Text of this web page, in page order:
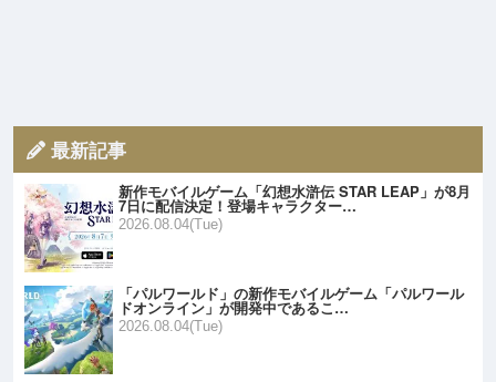
最新記事
新作モバイルゲーム「幻想水滸伝 STAR LEAP」が8月
7日に配信決定！登場キャラクター…
2026.08.04(Tue)
「パルワールド」の新作モバイルゲーム「パルワール
ドオンライン」が開発中であるこ…
2026.08.04(Tue)